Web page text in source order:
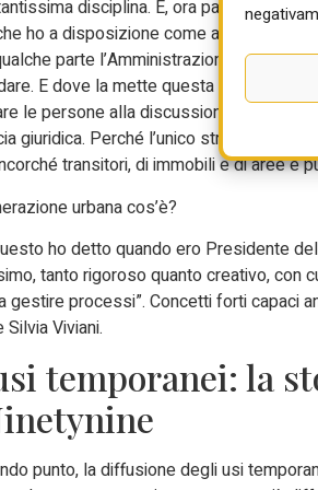
disciplina. E, ora parlo da
ho a disposizione come
parte l’Amministrazione la deve
E dove la mette questa visione se
le persone alla discussione su dove
giuridica. Perché l’unico strumento
transitori, di immobili e di aree è
urbana cos’è?
ho detto quando ero Presidente
tanto rigoroso quanto creativo, con
gestire processi”. Concetti forti capaci
Viviani.
temporanei: la
punto, la diffusione degli usi